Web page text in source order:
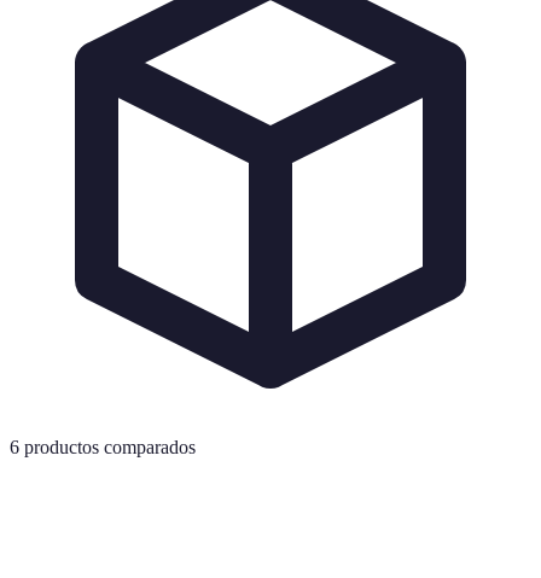
6 productos comparados